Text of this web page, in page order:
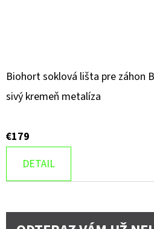
Biohort soklová lišta pre záhon
sivý kremeň metalíza
€179
DETAIL